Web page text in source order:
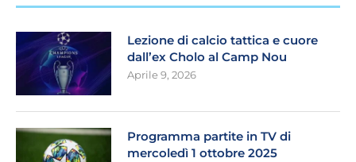
Lezione di calcio tattica e cuore
dall’ex Cholo al Camp Nou
Aprile 9, 2026
Programma partite in TV di
mercoledì 1 ottobre 2025